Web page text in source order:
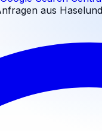
aus Haselund